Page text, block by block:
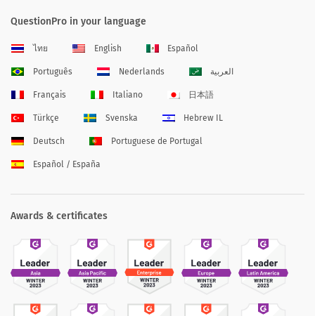
QuestionPro in your language
ไทย English Español
Português Nederlands العربية
Français Italiano 日本語
Türkçe Svenska Hebrew IL
Deutsch Portuguese de Portugal
Español / España
Awards & certificates